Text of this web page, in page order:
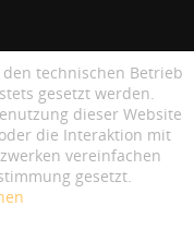
technischen Betrieb
gesetzt werden.
dieser Website
die Interaktion mit
vereinfachen
gesetzt.